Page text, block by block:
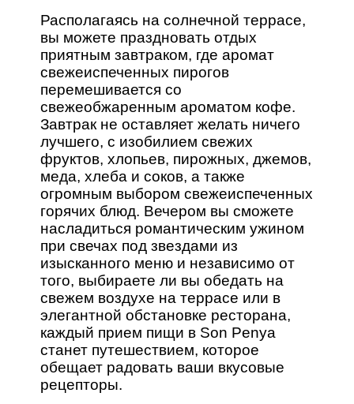
Располагаясь на солнечной террасе,
вы можете праздновать отдых
приятным завтраком, где аромат
свежеиспеченных пирогов
перемешивается со
свежеобжаренным ароматом кофе.
Завтрак не оставляет желать ничего
лучшего, с изобилием свежих
фруктов, хлопьев, пирожных, джемов,
меда, хлеба и соков, а также
огромным выбором свежеиспеченных
горячих блюд. Вечером вы сможете
насладиться романтическим ужином
при свечах под звездами из
изысканного меню и независимо от
того, выбираете ли вы обедать на
свежем воздухе на террасе или в
элегантной обстановке ресторана,
каждый прием пищи в Son Penya
станет путешествием, которое
обещает радовать ваши вкусовые
рецепторы.